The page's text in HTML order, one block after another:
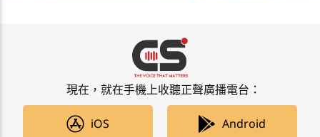
現在，就在手機上收聽正聲廣播電台：
iOS Android